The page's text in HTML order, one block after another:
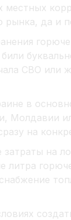
местных
рынка, да и
СВО или
в
Молдавии
на
на
литра